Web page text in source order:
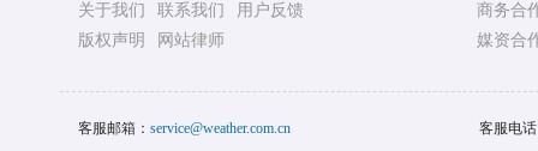
关于我们 联系我们
用户反馈
版权声明
网站律师
商务合
媒资合
客服邮箱： service@weather.com.cn 客服电